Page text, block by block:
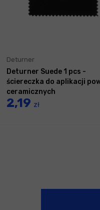
Deturner
Deturner Suede 1 pcs -
ściereczka do aplikacji
ceramicznych
2,19 zł